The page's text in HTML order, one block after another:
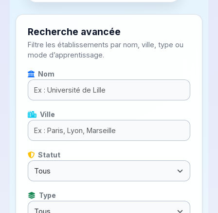
Recherche avancée
Filtre les établissements par nom, ville, type ou
mode d’apprentissage.
Nom
Ville
Statut
Type